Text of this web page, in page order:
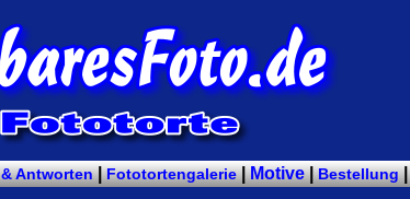
Antworten|Fototortengalerie|Motive|Bestellung |